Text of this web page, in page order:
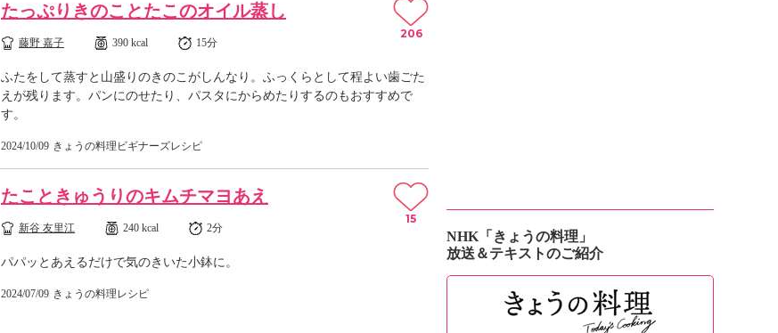
たっぷりきのことたこのオイル蒸し
藤野 嘉子 390 kcal 15分
ふたをして蒸すと山盛りのきのこがしんなり。ふっくらとして程よい歯ごた
えが残ります。パンにのせたり、パスタにからめたりするのもおすすめで
す。
2024/10/09 きょうの料理ビギナーズレシピ
206
たこときゅうりのキムチマヨあえ
新谷 友里江 240 kcal 2分
パパッとあえるだけで気のきいた小鉢に。
2024/07/09 きょうの料理レシピ
15
NHK「きょうの料理」
放送＆テキストのご紹介